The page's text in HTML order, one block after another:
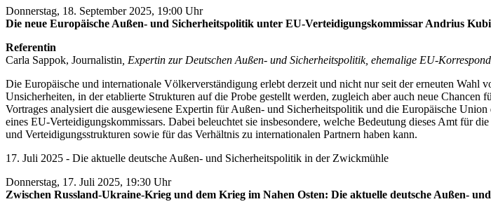
Donnerstag, 18. September 2025, 19:00 Uhr
Die neue Europäische Außen- und Sicherheitspolitik unter EU-Verteidigungskommissar Andrius
Referentin
Carla Sappok, Journalistin , Expertin zur Deutschen Außen- und Sicherheitspolitik, ehemalige EU-
Die Europäische und internationale Völkerverständigung erlebt derzeit und nicht nur seit der erneuten Wahl
Unsicherheiten, in der etablierte Strukturen auf die Probe gestellt werden, zugleich aber auch neue
Vortrages analysiert die ausgewiesene Expertin für Außen- und Sicherheitspolitik und die Europäische
eines EU-Verteidigungskommissars. Dabei beleuchtet sie insbesondere, welche Bedeutung dieses Amt für
und Verteidigungsstrukturen sowie für das Verhältnis zu internationalen Partnern haben kann.
17. Juli 2025 - Die aktuelle deutsche Außen- und Sicherheitspolitik in der Zwickmühle
Donnerstag, 17. Juli 2025, 19:30 Uhr
Zwischen Russland-Ukraine-Krieg und dem Krieg im Nahen Osten: Die aktuelle deutsche Außen-